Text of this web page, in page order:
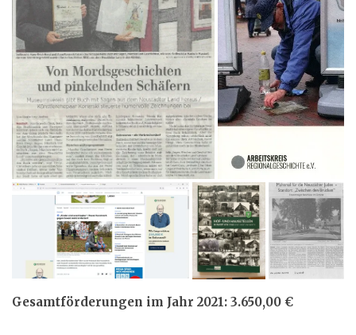
Gesamtförderungen im Jahr 2021: 3.650,00 €